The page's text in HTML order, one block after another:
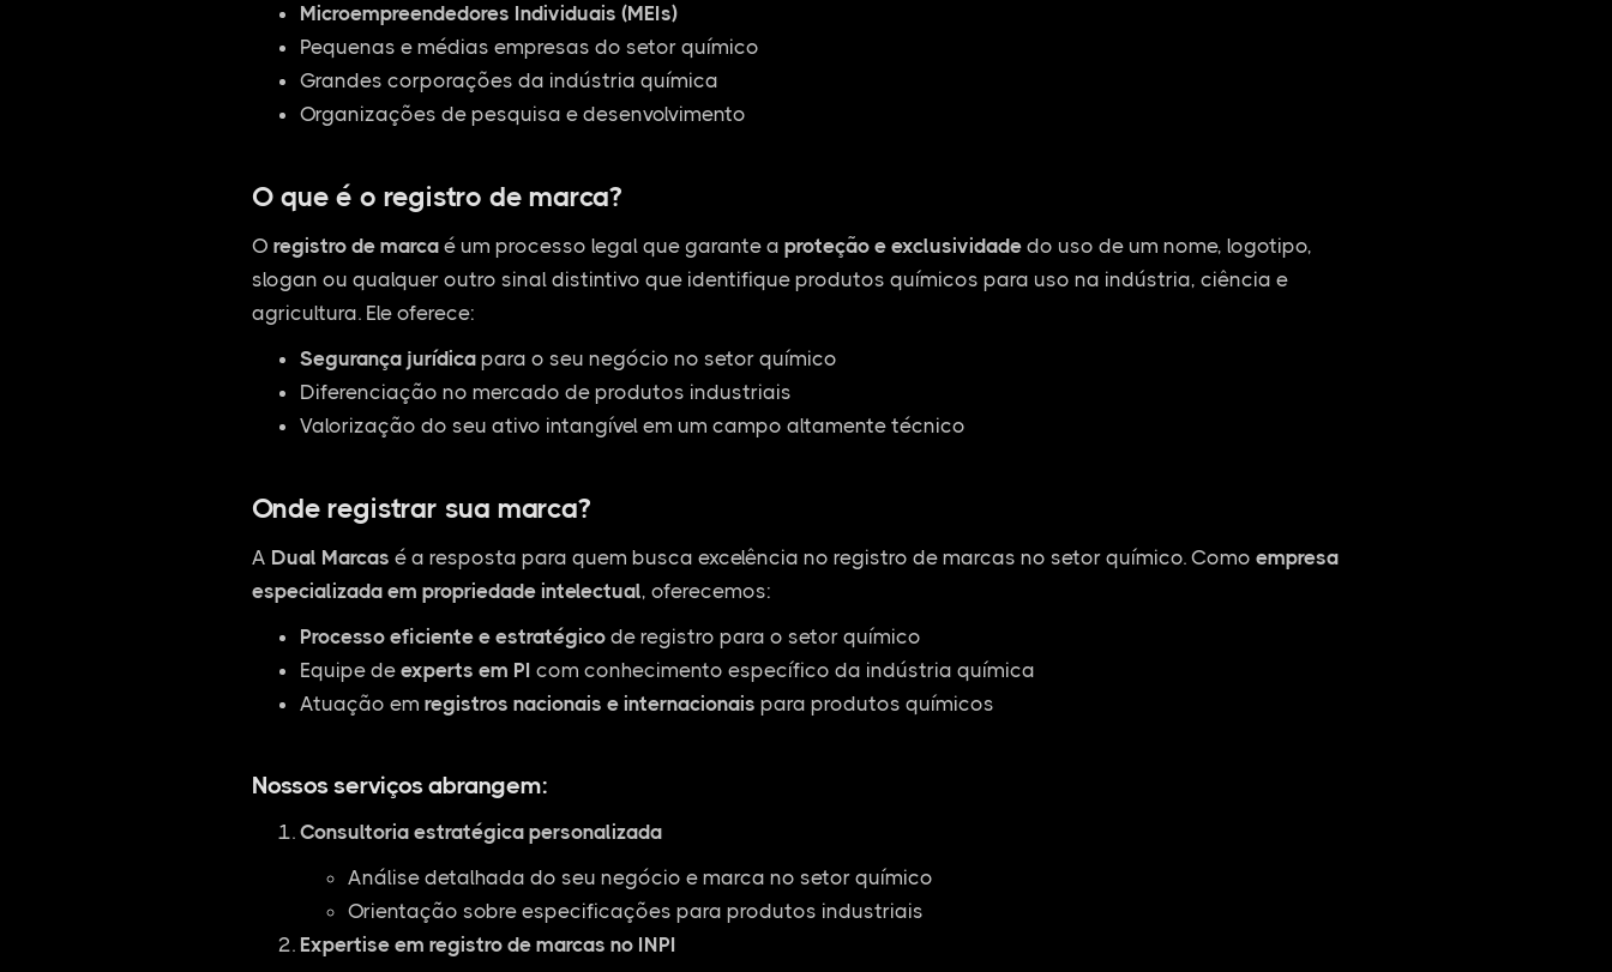
Microempreendedores Individuais (MEIs)
Pequenas e médias empresas do setor químico
Grandes corporações da indústria química
Organizações de pesquisa e desenvolvimento
O que é o registro de marca?
O registro de marcaé um processo legal que garante a proteção e exclusividadedo uso de um nome, logotipo,
slogan ou qualquer outro sinal distintivo que identifique produtos químicos para uso na indústria, ciência e
agricultura. Ele oferece:
Segurança jurídicapara o seu negócio no setor químico
Diferenciação no mercado de produtos industriais
Valorização do seu ativo intangível em um campo altamente técnico
Onde registrar sua marca?
A Dual Marcas é a resposta para quem busca excelência no registro de marcas no setor químico. Como empresa
especializada em propriedade intelectual, oferecemos:
Processo eficiente e estratégicode registro para o setor químico
Equipe de experts em PI com conhecimento específico da indústria química
Atuação em registros nacionais e internacionais para produtos químicos
Nossos serviços abrangem:
Consultoria estratégica personalizada
Análise detalhada do seu negócio e marca no setor químico
Orientação sobre especificações para produtos industriais
Expertise em registro de marcas no INPI